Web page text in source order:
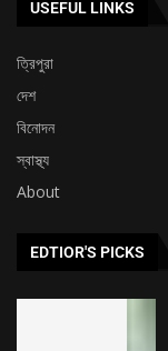
EDTIOR'S PICKS